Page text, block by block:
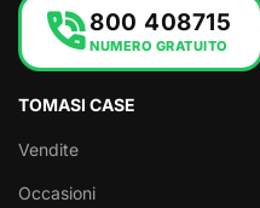
phone_in_talk800 408715
NUMERO GRATUITO
TOMASI CASE
Vendite
Occasioni